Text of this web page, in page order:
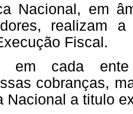
Nacional, em
realizam a
Fiscal.
em cada
cobranças,
Nacional a titulo